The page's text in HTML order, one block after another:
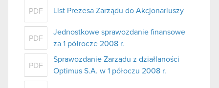
PDF List Prezesa Zarządu do Akcjonariuszy
PDF
Jednostkowe sprawozdanie finansowe
za 1 półrocze 2008 r.
PDF
Sprawozdanie Zarządu z działlaności
Optimus S.A. w 1 półoczu 2008 r.